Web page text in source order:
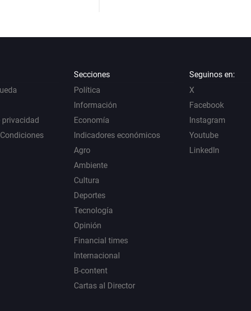
privacidad
Secciones
Política
Información
Economía
Indicadores económicos
Agro
Ambiente
Cultura
Deportes
Tecnología
Opinión
Financial times
Internacional
B-content
Cartas al Director
Seguinos en:
X
Facebook
Instagram
Youtube
LinkedIn